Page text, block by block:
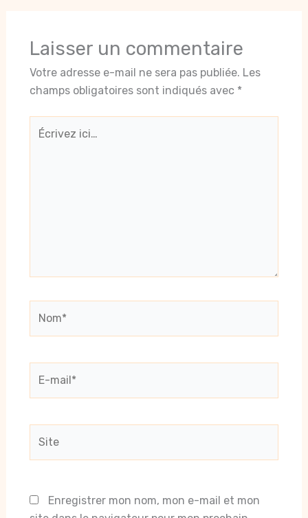
Laisser un commentaire
Votre adresse e-mail ne sera pas publiée. Les
champs obligatoires sont indiqués avec *
Écrivez
Enregistrer mon nom, mon e-mail et mon